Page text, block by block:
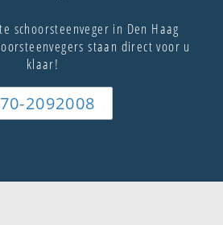
schoorsteenveger in Den Haag
staan direct voor u
klaar!
2092008